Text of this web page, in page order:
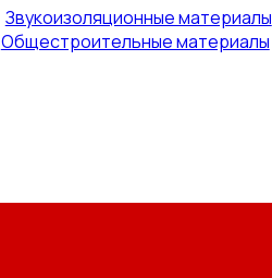
Звукоизоляционные материалы
Общестроительные материалы